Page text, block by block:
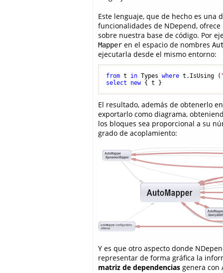
Este lenguaje, que de hecho es una
funcionalidades de NDepend,
sobre nuestra base de código. Por
Mapper en el espacio de nombres
ejecutarla desde el mismo entorno:
from t in Types where t.IsUsing (
select
new { t }
El resultado, además de obtenerlo
exportarlo como diagrama,
los bloques sea proporcional a su
grado de acoplamiento:
Y es que otro aspecto donde
representar de forma gráfica la
matriz de dependencias genera con